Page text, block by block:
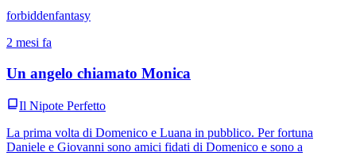
forbiddenfantasy
2 mesi fa
Un angelo chiamato Monica
Il Nipote Perfetto
La prima volta di Domenico e Luana in pubblico. Per fortuna
Daniele e Giovanni sono amici fidati di Domenico e sono a